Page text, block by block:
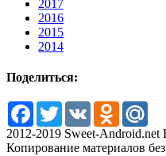
2017
2016
2015
2014
Поделиться:
Facebook
TwitterVK
2012-2019 Sweet-
Копирование материалов